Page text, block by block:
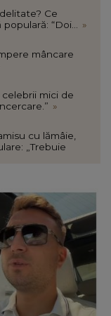
Ce
“Doi...
»
mâncare
mici de
»
cu lămâie,
„Trebuie